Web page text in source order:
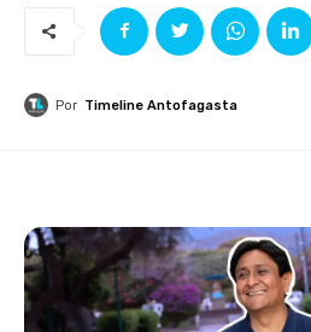
Por Timeline Antofagasta